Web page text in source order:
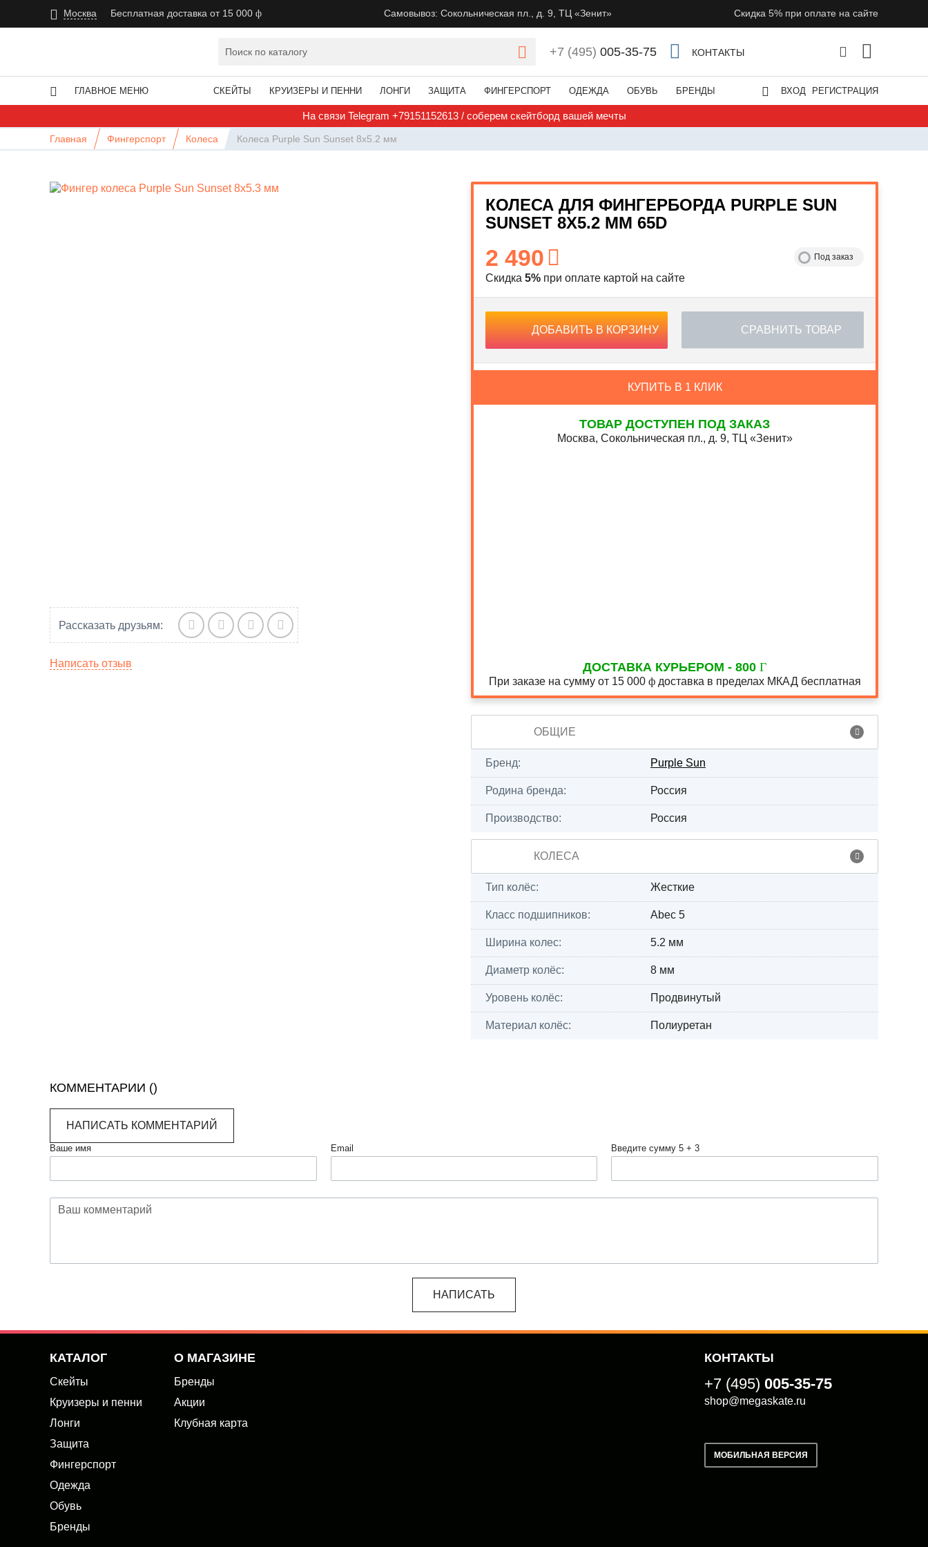
Москва Бесплатная доставка от 15 000 Самовывоз: Сокольническая пл., д. 9, ТЦ «Зенит» Скидка 5% при оплате на сайте
+7 (495) 005-35-75 КОНТАКТЫ
ГЛАВНОЕ МЕНЮ СКЕЙТЫ КРУИЗЕРЫ И ПЕННИ ЛОНГИ ЗАЩИТА ФИНГЕРСПОРТ ОДЕЖДА ОБУВЬ БРЕНДЫ ВХОД РЕГИСТРАЦИЯ
На связи Telegram +79151152613 / соберем скейтборд вашей мечты
Главная Фингерспорт Колеса Колеса Purple Sun Sunset 8x5.2 мм
Рассказать друзьям:
Написать отзыв
КОЛЕСА ДЛЯ ФИНГЕРБОРДА PURPLE SUN
SUNSET 8X5.2 ММ 65D
2 490 Под заказ
Скидка 5% при оплате картой на сайте
ДОБАВИТЬ В КОРЗИНУ СРАВНИТЬ ТОВАР
КУПИТЬ В 1 КЛИК
ТОВАР ДОСТУПЕН ПОД ЗАКАЗ
Москва, Сокольническая пл., д. 9, ТЦ «Зенит»
ДОСТАВКА КУРЬЕРОМ - 800
При заказе на сумму от 15 000 доставка в пределах МКАД бесплатная
ОБЩИЕ
Бренд: Purple Sun
Родина бренда: Россия
Производство: Россия
КОЛЕСА
Тип колёс: Жесткие
Класс подшипников: Abec 5
Ширина колес: 5.2 мм
Диаметр колёс: 8 мм
Уровень колёс: Продвинутый
Материал колёс: Полиуретан
КОММЕНТАРИИ ()
НАПИСАТЬ КОММЕНТАРИЙ
Ваше имя Email Введите сумму 5 + 3
КАТАЛОГ
Скейты
Круизеры и пенни
Лонги
Защита
Фингерспорт
Одежда
Обувь
Бренды
О МАГАЗИНЕ
Бренды
Акции
Клубная карта
КОНТАКТЫ
+7 (495) 005-35-75
shop@megaskate.ru
МОБИЛЬНАЯ ВЕРСИЯ